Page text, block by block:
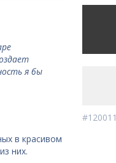
я бы
в красивом
них.
#120011